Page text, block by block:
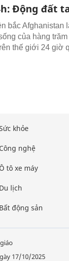
Động đất
bắc Afghanistan
của hàng
thế giới 24 giờ
khỏe
Công nghệ
Ô tô xe máy
Du lịch
Bất động sản
17/10/2025